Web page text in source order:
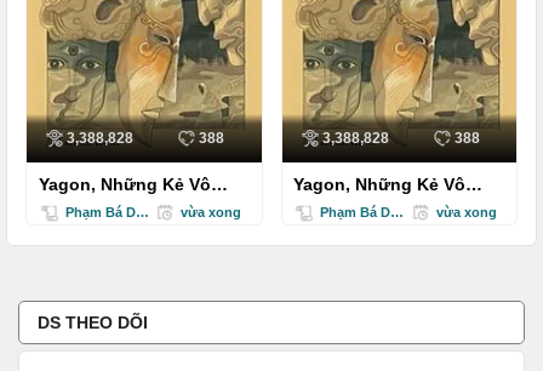
3,388,828 388
Yagon, Những Kẻ Vô
Cảm
Phạm Bá Diệp vừa xong
3,388,828 388
Yagon, Những Kẻ Vô
Cảm
Phạm Bá Diệp vừa xong
DS THEO DÕI